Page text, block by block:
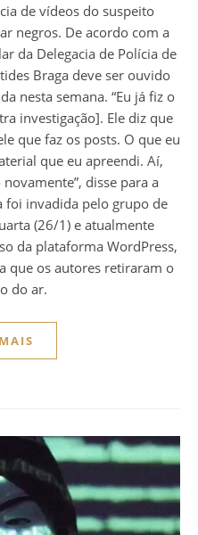
de vídeos do suspeito
negros. De acordo com a
da Delegacia de Polícia de
Braga deve ser ouvido
nesta semana. “Eu já fiz o
investigação]. Ele diz que
que faz os posts. O que eu
que eu apreendi. Aí,
disse para a
foi invadida pelo grupo de
(26/1) e atualmente
da plataforma WordPress,
que os autores retiraram o
do ar.